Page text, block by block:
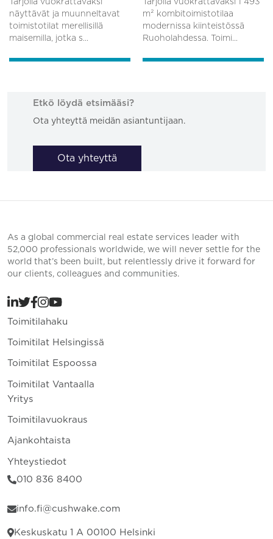
näyttävät ja muunneltavat
toimistotilat merellisillä
maisemilla, jotka s...
m² kombitoimistotilaa
modernissa kiinteistössä
Ruoholahdessa. Toimi...
Etkö löydä etsimääsi?
Ota yhteyttä meidän asiantuntijaan.
Ota yhteyttä
As a global commercial real estate services leader with
52,000 professionals worldwide, we will never settle for the
world that’s been built, but relentlessly drive it forward for
our clients, colleagues and communities.
Toimitilahaku
Toimitilat Helsingissä
Toimitilat Espoossa
Toimitilat Vantaalla
Yritys
Toimitilavuokraus
Ajankohtaista
Yhteystiedot
010 836 8400
info.fi@cushwake.com
Keskuskatu 1 A 00100 Helsinki